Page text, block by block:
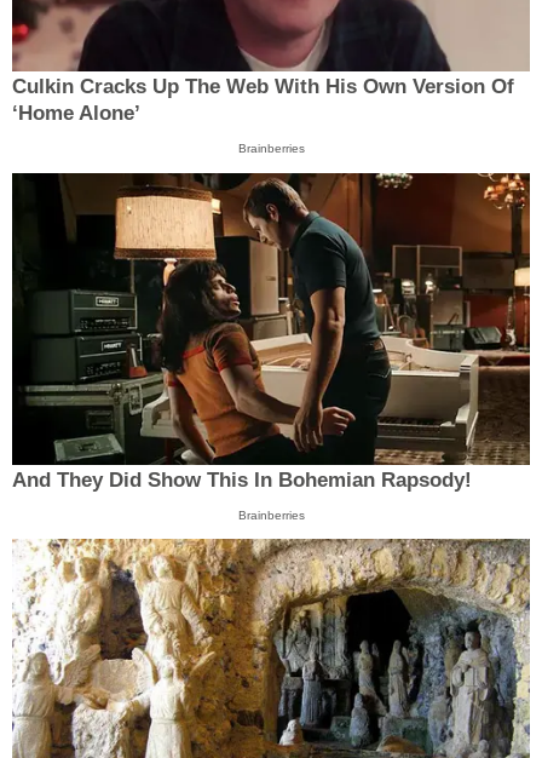
Culkin Cracks Up The Web With His Own Version Of
‘Home Alone’
Brainberries
And They Did Show This In Bohemian Rapsody!
Brainberries